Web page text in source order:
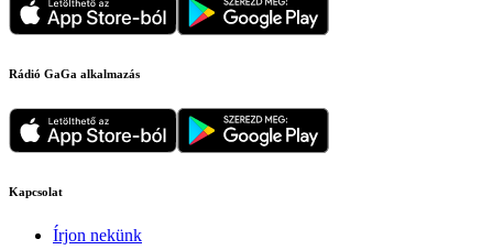
Rádió GaGa alkalmazás
Kapcsolat
Írjon nekünk